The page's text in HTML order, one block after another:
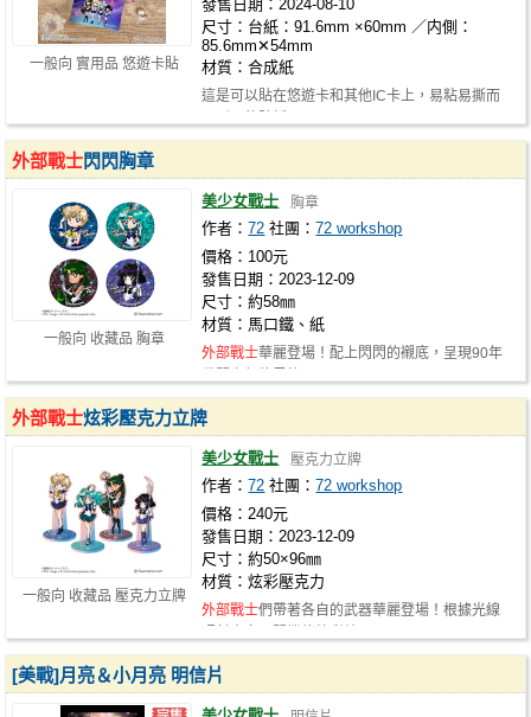
一般向 實用品 悠遊卡貼
發售日期：2024-08-10
尺寸：台紙：91.6mm ×60mm ／内側：
85.6mm✕54mm
材質：合成紙
這是可以貼在悠遊卡和其他IC卡上，易粘易撕而
一般向 收藏品 胸章
外部戰士閃閃胸章
美少女戰士 胸章
作者：72 社團：72 workshop
價格：100元
發售日期：2023-12-09
尺寸：約58㎜
材質：馬口鐵、紙
外部戰士華麗登場！配上閃閃的襯底，呈現90年
一般向 收藏品 壓克力立牌
外部戰士炫彩壓克力立牌
美少女戰士 壓克力立牌
作者：72 社團：72 workshop
價格：240元
發售日期：2023-12-09
尺寸：約50×96㎜
材質：炫彩壓克力
外部戰士們帶著各自的武器華麗登場！根據光線
[美戰]月亮＆小月亮 明信片